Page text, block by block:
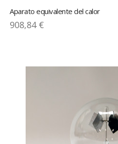
Aparato equivalente del calor
908,84 €